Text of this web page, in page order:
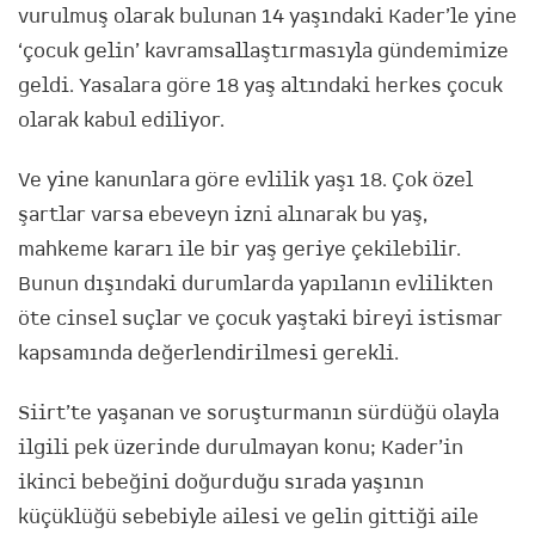
vurulmuş olarak bulunan 14 yaşındaki Kader’le yine
‘çocuk gelin’ kavramsallaştırmasıyla gündemimize
geldi. Yasalara göre 18 yaş altındaki herkes çocuk
olarak kabul ediliyor.
Ve yine kanunlara göre evlilik yaşı 18. Çok özel
şartlar varsa ebeveyn izni alınarak bu yaş,
mahkeme kararı ile bir yaş geriye çekilebilir.
Bunun dışındaki durumlarda yapılanın evlilikten
öte cinsel suçlar ve çocuk yaştaki bireyi istismar
kapsamında değerlendirilmesi gerekli.
Siirt’te yaşanan ve soruşturmanın sürdüğü olayla
ilgili pek üzerinde durulmayan konu; Kader’in
ikinci bebeğini doğurduğu sırada yaşının
küçüklüğü sebebiyle ailesi ve gelin gittiği aile